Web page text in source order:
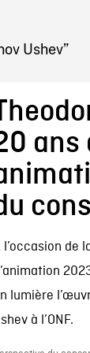
Ushev”
ans
l’occasion de
lumière
à l’ONF.